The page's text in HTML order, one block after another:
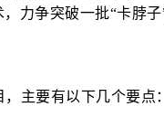
力争突破一批“卡脖
，主要有以下几个要点：